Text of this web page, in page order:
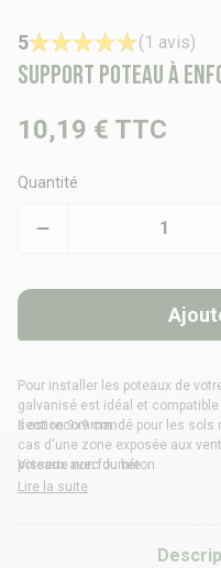
Support poteau à
5 (1 avis)
10,19 € TTC
Quantité
Pour installer les poteaux de
galvanisé est idéal et
section 9x9 cm.
Il est recommandé pour les sols
cas d'une zone exposée aux
poteaux avec du béton.
Visserie non fournie
Lire la suite